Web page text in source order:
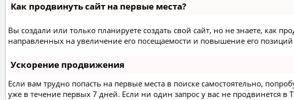
Как продвинуть сайт на первые места?
Вы создали или только планируете создать свой сайт, но не знаете, как
направленных на увеличение его посещаемости и повышение его позиций
Ускорение продвижения
Если вам трудно попасть на первые места в поиске самостоятельно,
уже в течение первых 7 дней. Если ни один запрос у вас не продвинется в